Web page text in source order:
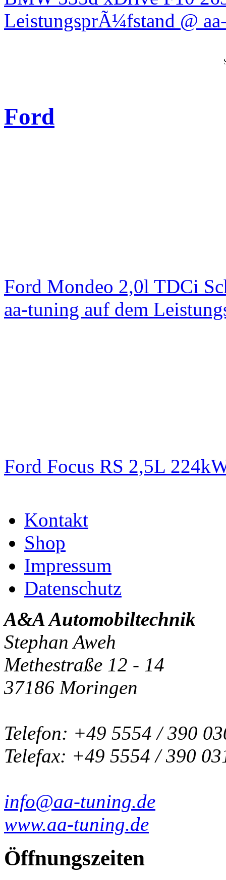
LeistungsprÃ¼fstand @
Ford
Ford Mondeo 2,0l TDCi
aa-tuning auf dem
Ford Focus RS 2,5L
Kontakt
Shop
Impressum
Datenschutz
A&A Automobiltechnik
Stephan Aweh
Methestraße 12 - 14
37186 Moringen
Telefon: +49 5554 / 390
Telefax: +49 5554 / 390
info@aa-tuning.de
www.aa-tuning.de
Öffnungszeiten